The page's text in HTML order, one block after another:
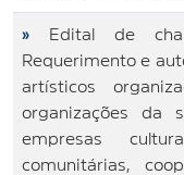
»
Edital de
Requerimento e
artísticos
organizações da
empresas
comunitárias,